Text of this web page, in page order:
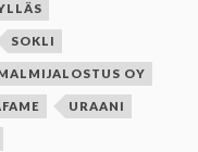
SOKLI
OY
URAANI